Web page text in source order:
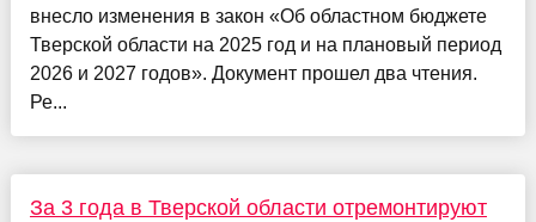
внесло изменения в закон «Об областном бюджете
Тверской области на 2025 год и на плановый период
2026 и 2027 годов». Документ прошел два чтения.
Ре...
За 3 года в Тверской области отремонтируют